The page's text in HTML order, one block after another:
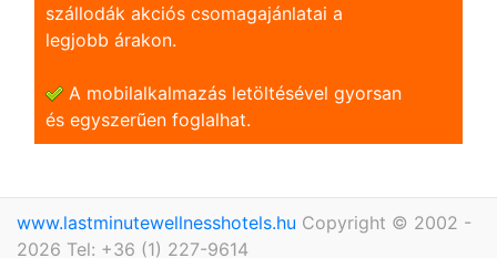
szállodák akciós csomagajánlatai a
legjobb árakon.
A mobilalkalmazás letöltésével gyorsan
és egyszerũen foglalhat.
www.lastminutewellnesshotels.hu Copyright © 2002 -
2026 Tel: +36 (1) 227-9614